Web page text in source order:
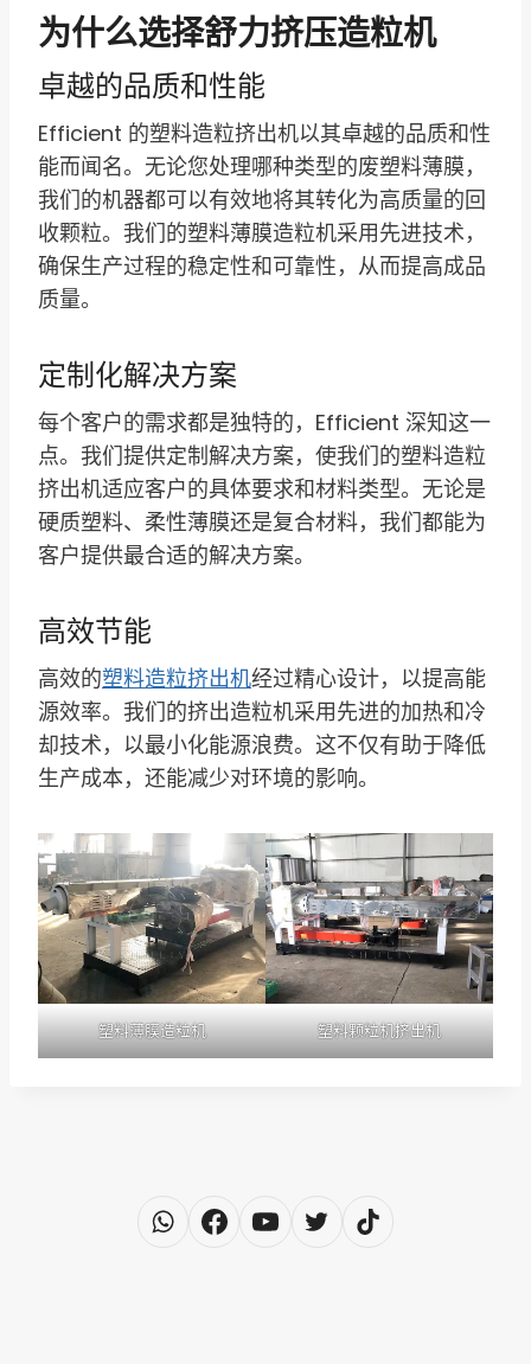
为什么选择舒力挤压造粒机
卓越的品质和性能
Efficient 的塑料造粒挤出机以其卓越的品质和性
能而闻名。无论您处理哪种类型的废塑料薄膜，
我们的机器都可以有效地将其转化为高质量的回
收颗粒。我们的塑料薄膜造粒机采用先进技术，
确保生产过程的稳定性和可靠性，从而提高成品
质量。
定制化解决方案
每个客户的需求都是独特的，Efficient 深知这一
点。我们提供定制解决方案，使我们的塑料造粒
挤出机适应客户的具体要求和材料类型。无论是
硬质塑料、柔性薄膜还是复合材料，我们都能为
客户提供最合适的解决方案。
高效节能
高效的塑料造粒挤出机经过精心设计，以提高能
源效率。我们的挤出造粒机采用先进的加热和冷
却技术，以最小化能源浪费。这不仅有助于降低
生产成本，还能减少对环境的影响。
塑料薄膜造粒机 塑料颗粒机挤出机